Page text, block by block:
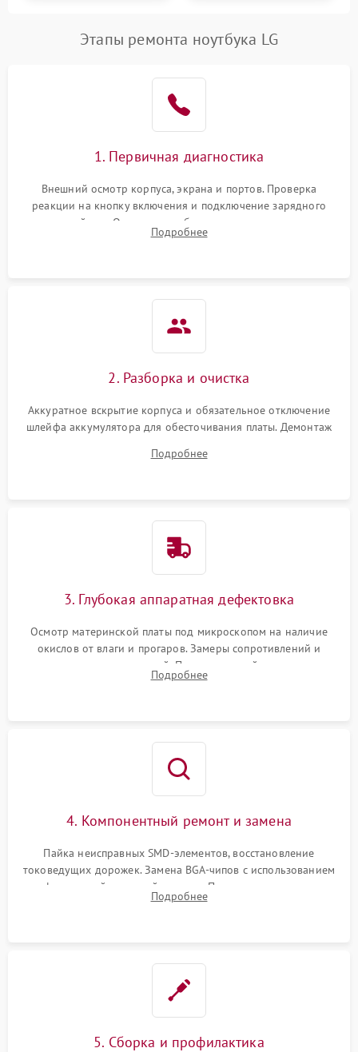
Этапы ремонта ноутбука LG
1. Первичная диагностика
Внешний осмотр корпуса, экрана и портов. Проверка
реакции на кнопку включения и подключение зарядного
устройства. Оценка потребления тока с помощью
лабораторного блока питания для локализации проблемы.
Подробнее
2. Разборка и очистка
Аккуратное вскрытие корпуса и обязательное отключение
шлейфа аккумулятора для обесточивания платы. Демонтаж
высохшей термопасты с кристаллов чипов.
Подробнее
3. Глубокая аппаратная дефектовка
Осмотр материнской платы под микроскопом на наличие
окислов от влаги и прогаров. Замеры сопротивлений и
дежурных напряжений. Проверка цепей питания,
мультиконтроллера, процессора и видеочипа.
Подробнее
4. Компонентный ремонт и замена
Пайка неисправных SMD-элементов, восстановление
токоведущих дорожек. Замена BGA-чипов с использованием
инфракрасной паяльной станции. Прошивка микросхемы
BIOS или замена поврежденных портов USB
Подробнее
5. Сборка и профилактика